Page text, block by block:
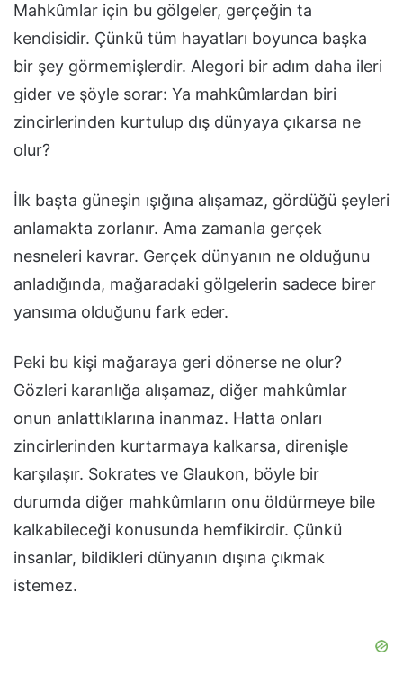
Mahkûmlar için bu gölgeler, gerçeğin ta
kendisidir. Çünkü tüm hayatları boyunca başka
bir şey görmemişlerdir. Alegori bir adım daha ileri
gider ve şöyle sorar: Ya mahkûmlardan biri
zincirlerinden kurtulup dış dünyaya çıkarsa ne
olur?
İlk başta güneşin ışığına alışamaz, gördüğü şeyleri
anlamakta zorlanır. Ama zamanla gerçek
nesneleri kavrar. Gerçek dünyanın ne olduğunu
anladığında, mağaradaki gölgelerin sadece birer
yansıma olduğunu fark eder.
Peki bu kişi mağaraya geri dönerse ne olur?
Gözleri karanlığa alışamaz, diğer mahkûmlar
onun anlattıklarına inanmaz. Hatta onları
zincirlerinden kurtarmaya kalkarsa, direnişle
karşılaşır. Sokrates ve Glaukon, böyle bir
durumda diğer mahkûmların onu öldürmeye bile
kalkabileceği konusunda hemfikirdir. Çünkü
insanlar, bildikleri dünyanın dışına çıkmak
istemez.